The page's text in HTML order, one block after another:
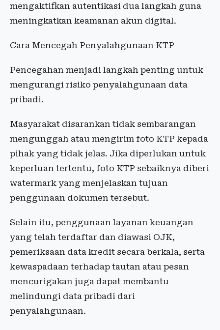
mengaktifkan autentikasi dua langkah guna
meningkatkan keamanan akun digital.
Cara Mencegah Penyalahgunaan KTP
Pencegahan menjadi langkah penting untuk
mengurangi risiko penyalahgunaan data
pribadi.
Masyarakat disarankan tidak sembarangan
mengunggah atau mengirim foto KTP kepada
pihak yang tidak jelas. Jika diperlukan untuk
keperluan tertentu, foto KTP sebaiknya diberi
watermark yang menjelaskan tujuan
penggunaan dokumen tersebut.
Selain itu, penggunaan layanan keuangan
yang telah terdaftar dan diawasi OJK,
pemeriksaan data kredit secara berkala, serta
kewaspadaan terhadap tautan atau pesan
mencurigakan juga dapat membantu
melindungi data pribadi dari
penyalahgunaan.